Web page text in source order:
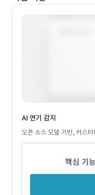
AI 연기 감지
오픈 소스 모델 기반, 커스
가
핵심 기